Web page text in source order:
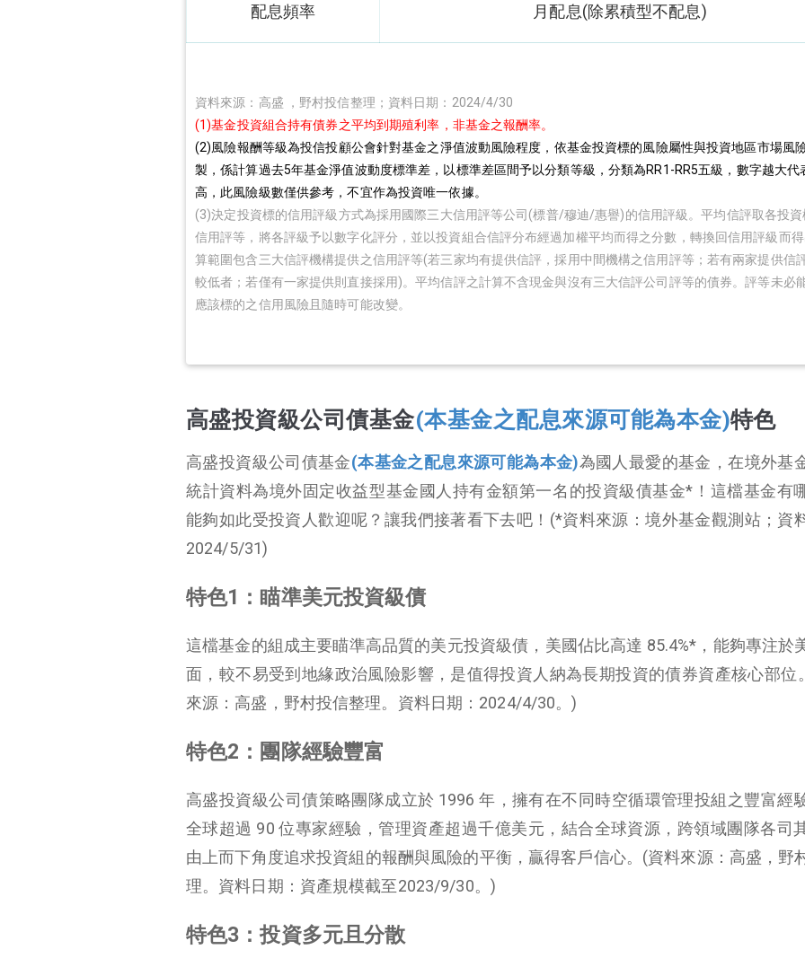
資料來源：高盛 ，野村投信整理；資料日期：2024/4/30
(1)基金投資組合持有債券之平均到期殖利率，非基金之報酬率。
(2)風險報酬等級為投信投顧公會針對基金之淨值波動風險程度，依基金投資標的風險屬性與投資地區市場風
製，係計算過去5年基金淨值波動度標準差，以標準差區間予以分類等級，分類為RR1-RR5五級，數字越大代
高，此風險級數僅供參考，不宜作為投資唯一依據。
(3)決定投資標的信用評級方式為採用國際三大信用評等公司(標普/穆迪/惠譽)的信用評級。平均信評取各投
信用評等，將各評級予以數字化評分，並以投資組合信評分布經過加權平均而得之分數，轉換回信用評級而
算範圍包含三大信評機構提供之信用評等(若三家均有提供信評，採用中間機構之信用評等；若有兩家提供信
較低者；若僅有一家提供則直接採用)。平均信評之計算不含現金與沒有三大信評公司評等的債券。評等未必
應該標的之信用風險且隨時可能改變。
配息頻率 月配息(除累積型不配息)
高盛投資級公司債基金(本基金之配息來源可能為本金)特色
高盛投資級公司債基金(本基金之配息來源可能為本金)為國人最愛的基金，在境外基
統計資料為境外固定收益型基金國人持有金額第一名的投資級債基金*！這檔基金有
能夠如此受投資人歡迎呢？讓我們接著看下去吧！(*資料來源：境外基金觀測站；資
2024/5/31)
特色1：瞄準美元投資級債
這檔基金的組成主要瞄準高品質的美元投資級債，美國佔比高達 85.4%*，能夠專注於
面，較不易受到地緣政治風險影響，是值得投資人納為長期投資的債券資產核心部位
來源：高盛，野村投信整理。資料日期：2024/4/30。)
特色2：團隊經驗豐富
高盛投資級公司債策略團隊成立於 1996 年，擁有在不同時空循環管理投組之豐富經
全球超過 90 位專家經驗，管理資產超過千億美元，結合全球資源，跨領域團隊各司
由上而下角度追求投資組的報酬與風險的平衡，贏得客戶信心。(資料來源：高盛，野
理。資料日期：資產規模截至2023/9/30。)
特色3：投資多元且分散